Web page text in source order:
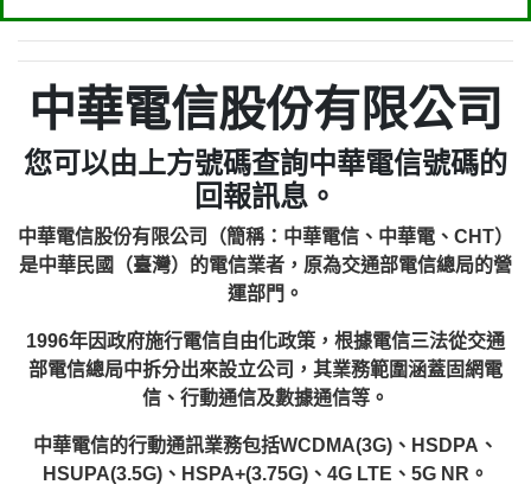
中華電信股份有限公司
您可以由上方號碼查詢中華電信號碼的
回報訊息。
中華電信股份有限公司（簡稱：中華電信、中華電、CHT）
是中華民國（臺灣）的電信業者，原為交通部電信總局的營
運部門。
1996年因政府施行電信自由化政策，根據電信三法從交通
部電信總局中拆分出來設立公司，其業務範圍涵蓋固網電
信、行動通信及數據通信等。
中華電信的行動通訊業務包括WCDMA(3G)、HSDPA、
HSUPA(3.5G)、HSPA+(3.75G)、4G LTE、5G NR。